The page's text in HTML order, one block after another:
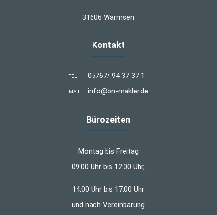
31606 Warmsen
Kontakt
TEL 05767/ 94 37 37 1
MAIL info@bn-makler.de
Bürozeiten
Montag bis Freitag
09:00 Uhr bis 12:00 Uhr,
14:00 Uhr bis 17:00 Uhr
und nach Vereinbarung